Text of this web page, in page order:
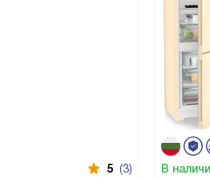
5 (3) В